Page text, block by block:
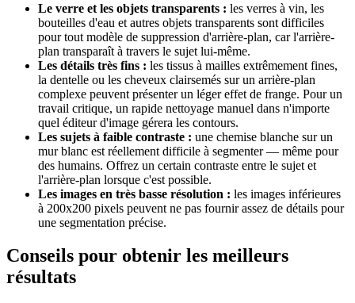
Le verre et les objets transparents : les verres à vin, les
bouteilles d'eau et autres objets transparents sont difficiles
pour tout modèle de suppression d'arrière-plan, car l'arrière-
plan transparaît à travers le sujet lui-même.
Les détails très fins : les tissus à mailles extrêmement fines,
la dentelle ou les cheveux clairsemés sur un arrière-plan
complexe peuvent présenter un léger effet de frange. Pour un
travail critique, un rapide nettoyage manuel dans n'importe
quel éditeur d'image gérera les contours.
Les sujets à faible contraste : une chemise blanche sur un
mur blanc est réellement difficile à segmenter — même pour
des humains. Offrez un certain contraste entre le sujet et
l'arrière-plan lorsque c'est possible.
Les images en très basse résolution : les images inférieures
à 200x200 pixels peuvent ne pas fournir assez de détails pour
une segmentation précise.
Conseils pour obtenir les meilleurs
résultats